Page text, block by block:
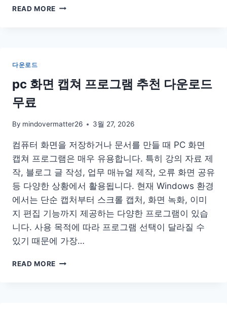
READ MORE 크
이
지
대
조
회
내
역
다운로드
pc 화면 캡쳐 프로그램 추천 다운로드
무료
By mindovermatter26 3월 27, 2026
컴퓨터 화면을 저장하거나 문서를 만들 때 PC 화면
캡쳐 프로그램은 매우 유용합니다. 특히 강의 자료 제
작, 블로그 글 작성, 업무 매뉴얼 제작, 오류 화면 공유
등 다양한 상황에서 활용됩니다. 현재 Windows 환경
에서는 단순 캡처부터 스크롤 캡처, 화면 녹화, 이미
지 편집 기능까지 제공하는 다양한 프로그램이 있습
니다. 사용 목적에 따라 프로그램 선택이 달라질 수
있기 때문에 가장…
READ MORE PC